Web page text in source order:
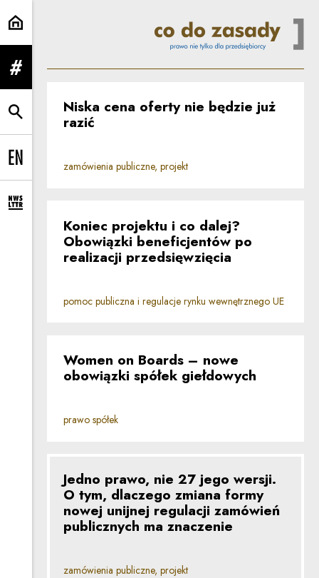
Strona główna | Co do zasady
rozwiń menu
rozwiń wyszukiwarkę
Change language to EN
rozwiń formularz zapisu na newsletter
Niska cena oferty nie będzie już
razić
zamówienia publiczne, projekt
Koniec projektu i co dalej?
Obowiązki beneficjentów po
realizacji przedsięwzięcia
pomoc publiczna i regulacje rynku wewnętrznego UE
Women on Boards – nowe
obowiązki spółek giełdowych
prawo spółek
Jedno prawo, nie 27 jego wersji.
O tym, dlaczego zmiana formy
nowej unijnej regulacji zamówień
publicznych ma znaczenie
zamówienia publiczne, projekt